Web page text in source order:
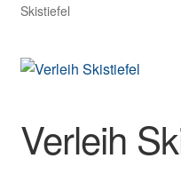
Skistiefel
Verleih